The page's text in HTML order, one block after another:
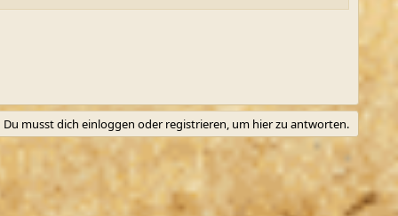
Du musst dich einloggen oder registrieren, um hier zu antworten.